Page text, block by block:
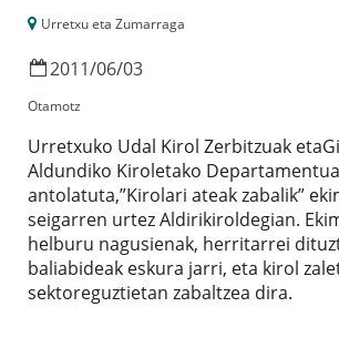
Urretxu eta Zumarraga
2011/06/03
Otamotz
Urretxuko Udal Kirol Zerbitzuak
Aldundiko Kiroletako
antolatuta,”Kirolari ateak zabalik”
seigarren urtez Aldirikiroldegian.
helburu nagusienak, herritarrei
baliabideak eskura jarri, eta kirol
sektoreguztietan zabaltzea dira.